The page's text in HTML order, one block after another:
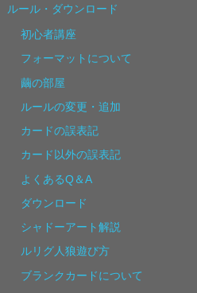
ルール・ダウンロード
初心者講座
フォーマットについて
繭の部屋
ルールの変更・追加
カードの誤表記
カード以外の誤表記
よくあるQ＆A
ダウンロード
シャドーアート解説
ルリグ人狼遊び方
ブランクカードについて